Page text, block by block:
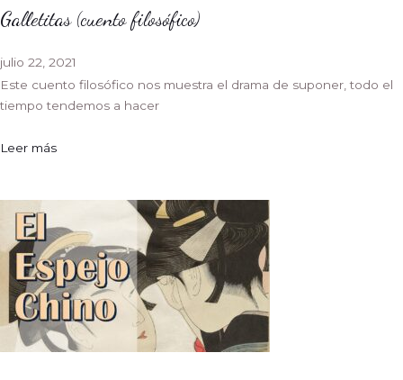
Galletitas (cuento filosófico)
julio 22, 2021
Este cuento filosófico nos muestra el drama de suponer, todo el
tiempo tendemos a hacer
Leer más